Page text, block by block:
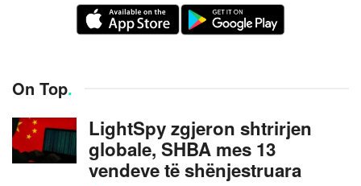
On Top.
LightSpy zgjeron shtrirjen
globale, SHBA mes 13
vendeve të shënjestruara